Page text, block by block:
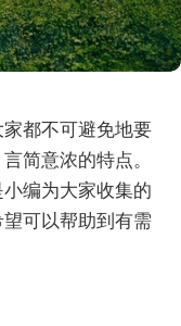
都不可避免地要
简意浓的特点。
编为大家收集的
可以帮助到有需